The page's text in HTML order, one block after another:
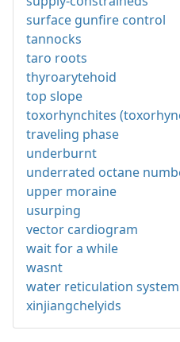
surface gunfire control
tannocks
taro roots
thyroarytehoid
top slope
toxorhynchites
traveling phase
underburnt
underrated octane
upper moraine
usurping
vector cardiogram
wait for a while
wasnt
water reticulation system
xinjiangchelyids